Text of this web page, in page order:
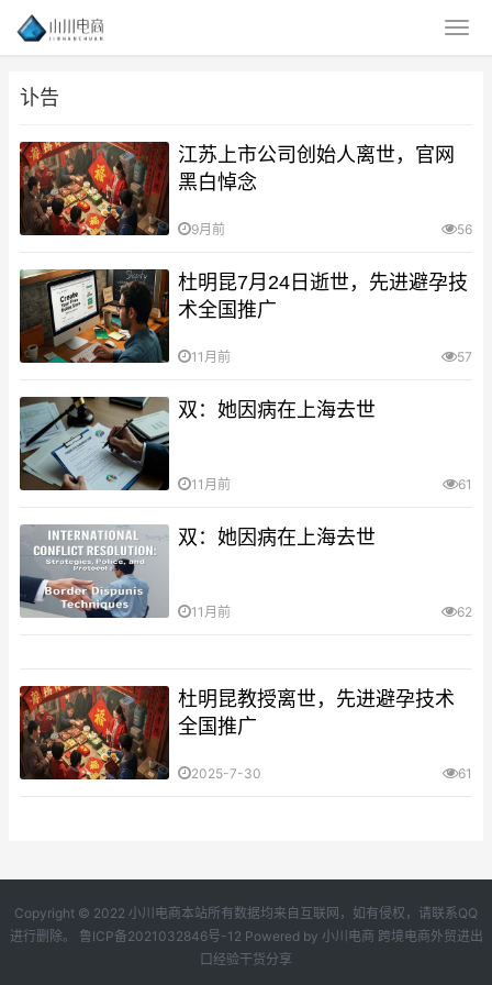
讣告
江苏上市公司创始人离世，官网
黑白悼念
9月前 56
杜明昆7月24日逝世，先进避孕技
术全国推广
11月前 57
双：她因病在上海去世
11月前 61
双：她因病在上海去世
11月前 62
杜明昆教授离世，先进避孕技术
全国推广
2025-7-30 61
Copyright © 2022 小川电商本站所有数据均来自互联网，如有侵权，请联系QQ
进行删除。 鲁ICP备2021032846号-12 Powered by 小川电商 跨境电商外贸进出
口经验干货分享